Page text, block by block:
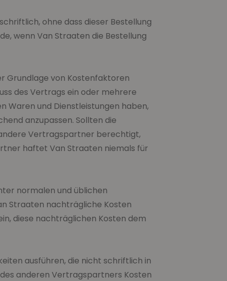
ohne dass dieser Bestellung
wenn Van Straaten die Bestellung
Grundlage von Kostenfaktoren
des Vertrags ein oder mehrere
Waren und Dienstleistungen haben,
anzupassen. Sollten die
Vertragspartner berechtigt,
haftet Van Straaten niemals für
normalen und üblichen
Straaten nachträgliche Kosten
diese nachträglichen Kosten dem
ausführen, die nicht schriftlich in
anderen Vertragspartners Kosten